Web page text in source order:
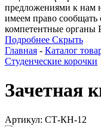
предложениями к нам
имеем право
компетентные органы
Подробнее Скрыть
Главная - Каталог
Студенческие корочки
Зачетная
Артикул: СТ-КН-12